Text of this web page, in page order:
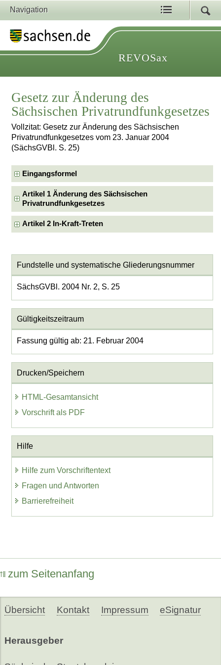
Navigation
REVOSax
Gesetz zur Änderung des
Sächsischen Privatrundfunkgesetzes
Vollzitat: Gesetz zur Änderung des Sächsischen
Privatrundfunkgesetzes vom 23. Januar 2004
(SächsGVBl. S. 25)
Eingangsformel
Artikel 1 Änderung des Sächsischen
Privatrundfunkgesetzes
Artikel 2 In-Kraft-Treten
Fundstelle und systematische Gliederungsnummer
SächsGVBl. 2004 Nr. 2, S. 25
Gültigkeitszeitraum
Fassung gültig ab: 21. Februar 2004
Drucken/Speichern
HTML-Gesamtansicht
Vorschrift als PDF
Hilfe
Hilfe zum Vorschriftentext
Fragen und Antworten
Barrierefreiheit
zum Seitenanfang
Übersicht Kontakt Impressum eSignatur
Herausgeber